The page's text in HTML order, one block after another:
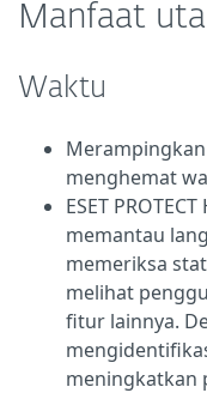
Manfaat
Waktu
menghemat
ESET
memantau
memeriksa
melihat
fitur lainnya.
meningkatkan